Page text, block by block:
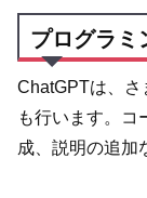
プログラミ
ChatGPTは、さ
も行います。コ
成、説明の追加